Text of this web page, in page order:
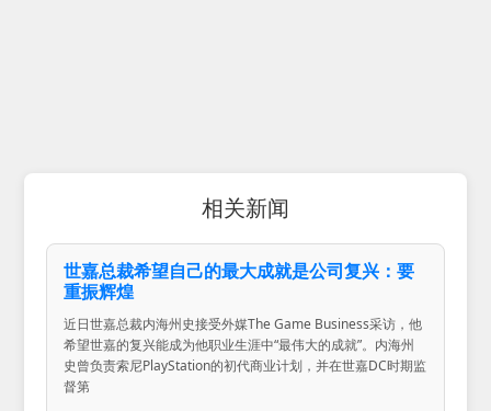
相关新闻
世嘉总裁希望自己的最大成就是公司复兴：要
重振辉煌
近日世嘉总裁内海州史接受外媒The Game Business采访，他
希望世嘉的复兴能成为他职业生涯中“最伟大的成就”。内海州
史曾负责索尼PlayStation的初代商业计划，并在世嘉DC时期监
督第